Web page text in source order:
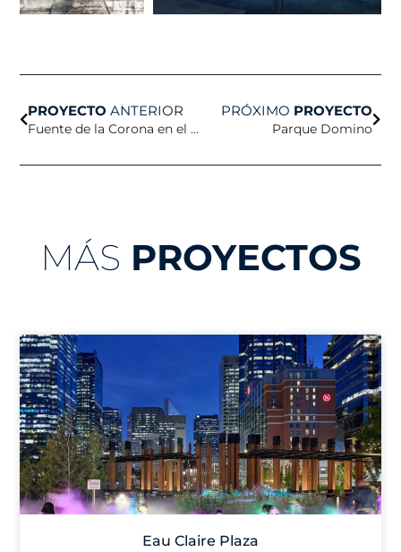
PROYECTO ANTERIOR
Fuente de la Corona en el Parque del Milenio
PRÓXIMO PROYECTO
Parque Domino
MÁS PROYECTOS
Eau Claire Plaza